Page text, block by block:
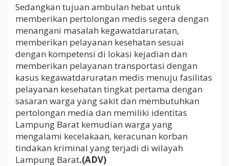
Sedangkan tujuan ambulan hebat untuk
memberikan pertolongan medis segera dengan
menangani masalah kegawatdaruratan,
memberikan pelayanan kesehatan sesuai
dengan kompetensi di lokasi kejadian dan
memberikan pelayanan transportasi dengan
kasus kegawatdaruratan medis menuju fasilitas
pelayanan kesehatan tingkat pertama dengan
sasaran warga yang sakit dan membutuhkan
pertolongan media dan memiliki identitas
Lampung Barat kemudian warga yang
mengalami kecelakaan, keracunan korban
tindakan kriminal yang terjadi di wilayah
Lampung Barat.(ADV)